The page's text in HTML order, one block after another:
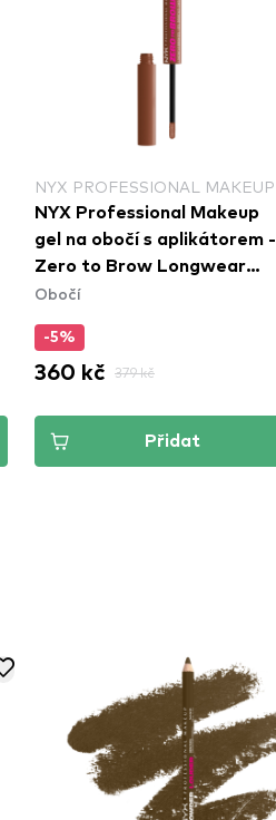
NYX PROFESSIONAL MAKEUP
NYX Professional Makeup
gel na obočí s aplikátorem -
Zero to Brow Longwear
Brow Gel - Auburn
Obočí
-5%
360 kč 379 kč
Přidat